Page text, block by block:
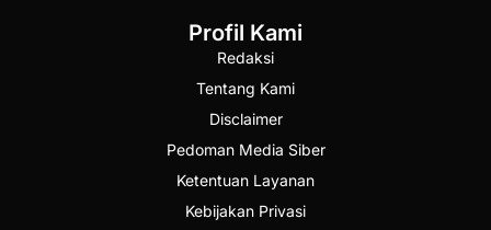
Profil Kami
Redaksi
Tentang Kami
Disclaimer
Pedoman Media Siber
Ketentuan Layanan
Kebijakan Privasi